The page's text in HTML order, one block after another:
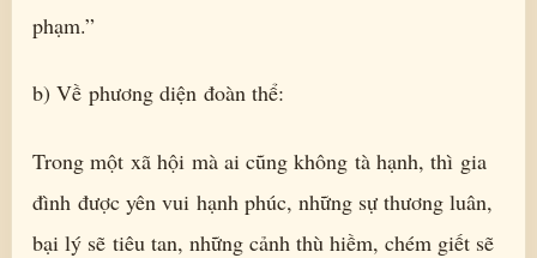
phạm.”
b) Về phương diện đoàn thể:
Trong một xã hội mà ai cũng không tà hạnh, thì gia
đình được yên vui hạnh phúc, những sự thương luân,
bại lý sẽ tiêu tan, những cảnh thù hiềm, chém giết sẽ